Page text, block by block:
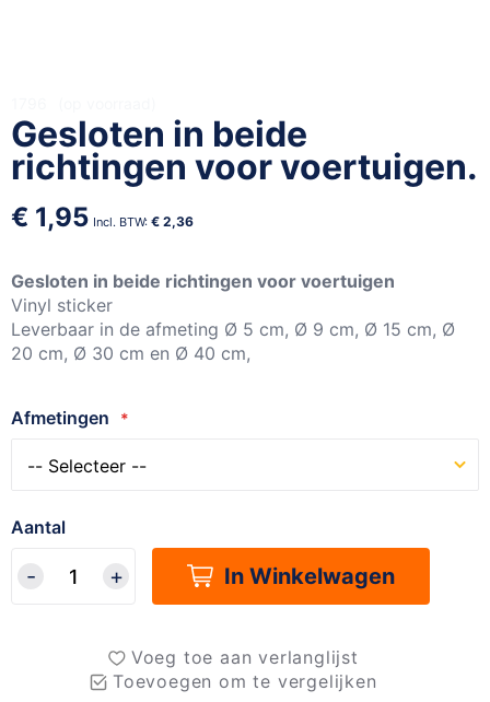
Gesloten in beide
richtingen voor voertuigen.
€ 1,95 € 2,36
Gesloten in beide richtingen voor voertuigen
Vinyl sticker
Leverbaar in de afmeting Ø 5 cm, Ø 9 cm, Ø 15 cm, Ø
20 cm, Ø 30 cm en Ø 40 cm,
Afmetingen
Aantal
In Winkelwagen
Voeg toe aan verlanglijst
Toevoegen om te vergelijken
naar
het
begin
de
gallerij